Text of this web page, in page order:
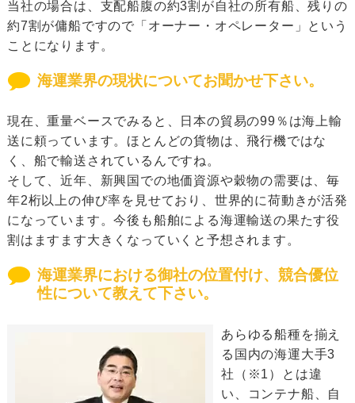
当社の場合は、支配船腹の約3割が自社の所有船、残りの
約7割が傭船ですので「オーナー・オペレーター」という
ことになります。
海運業界の現状についてお聞かせ下さい。
現在、重量ベースでみると、日本の貿易の99％は海上輸
送に頼っています。ほとんどの貨物は、飛行機ではな
く、船で輸送されているんですね。
そして、近年、新興国での地価資源や穀物の需要は、毎
年2桁以上の伸び率を見せており、世界的に荷動きが活発
になっています。今後も船舶による海運輸送の果たす役
割はますます大きくなっていくと予想されます。
海運業界における御社の位置付け、競合優位
性について教えて下さい。
あらゆる船種を揃え
る国内の海運大手3
社（※1）とは違
い、コンテナ船、自